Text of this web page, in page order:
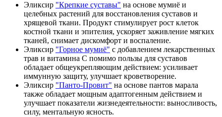
Эликсир "Крепкие суставы" на основе мумиё и
целебных растений для восстановления суставов и
хрящевой ткани. Продукт стимулирует рост клеток
костной ткани и эпителия, ускоряет заживление мягких
тканей, снимает дискомфорт и воспаление.
Эликсир "Горное мумиё" с добавлением лекарственных
трав и витамина С помимо пользы для суставов
обладает общеукрепляющим действием: усиливает
иммунную защиту, улучшает кроветворение.
Эликсир "Панто-Провит" на основе пантов марала
также обладает мощным адаптогенным действием и
улучшает показатели жизнедеятельности: выносливость,
силу, ментальную ясность.